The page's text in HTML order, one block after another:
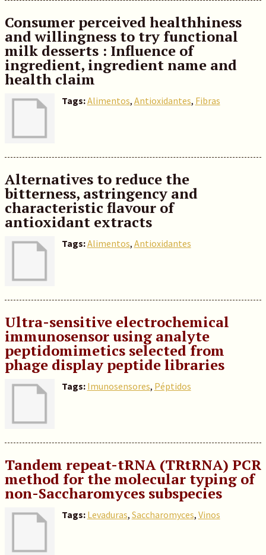
Consumer perceived healthhiness
and willingness to try functional
milk desserts : Influence of
ingredient, ingredient name and
health claim
Tags:Alimentos, Antioxidantes, Fibras
Alternatives to reduce the
bitterness, astringency and
characteristic flavour of
antioxidant extracts
Tags:Alimentos, Antioxidantes
Ultra-sensitive electrochemical
immunosensor using analyte
peptidomimetics selected from
phage display peptide libraries
Tags: Imunosensores, Péptidos
Tandem repeat-tRNA (TRtRNA) PCR
method for the molecular typing of
non-Saccharomyces subspecies
Tags: Levaduras, Saccharomyces, Vinos